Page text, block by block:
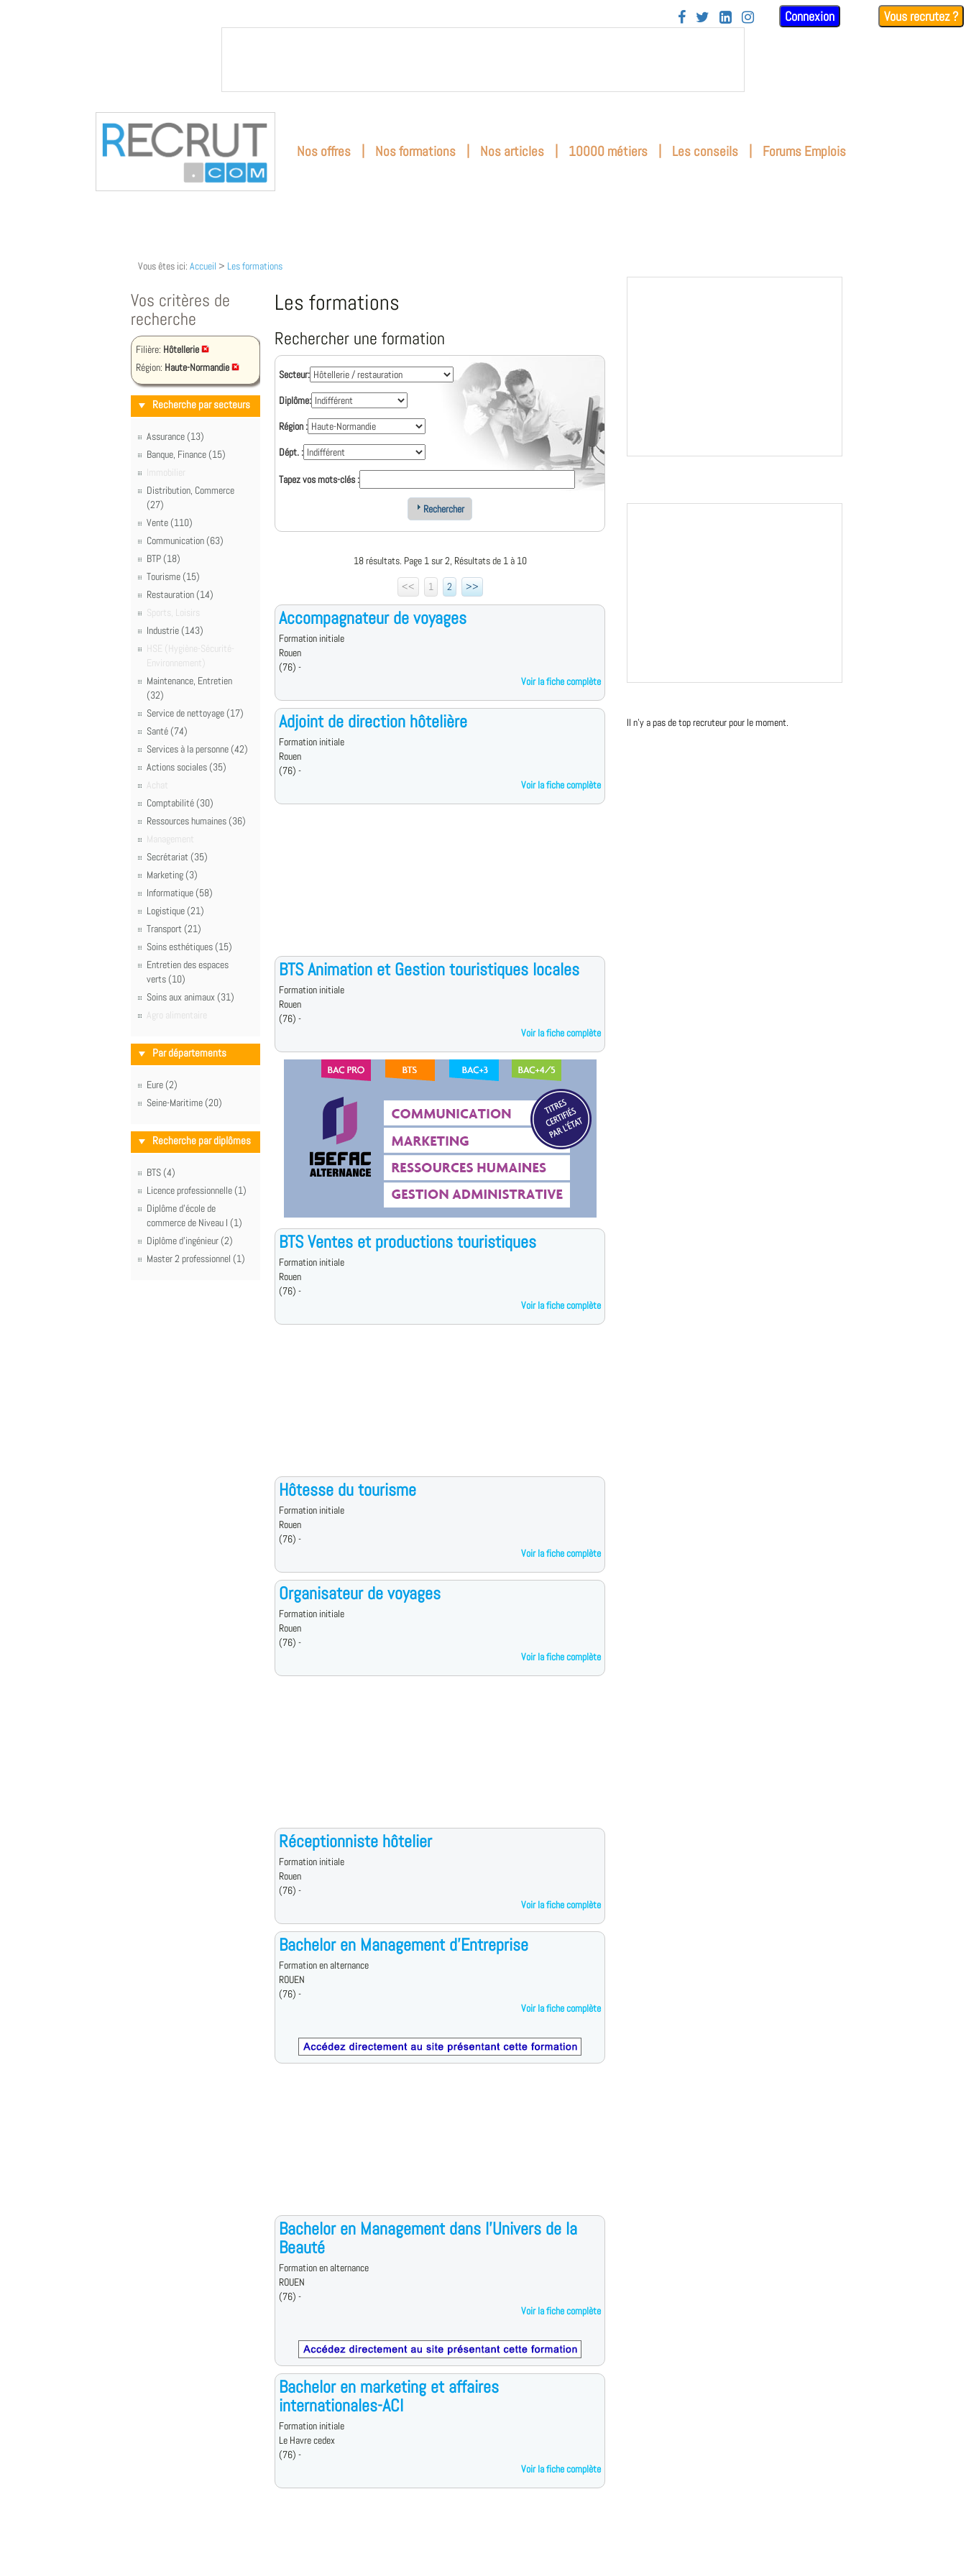
    Connexion Vous recrutez ?
Nos offres | Nos formations | Nos articles | 10000 métiers | Les conseils | Forums Emplois
Vous êtes ici: Accueil > Les formations
Vos critères de
recherche
Filière: Hôtellerie
Région: Haute-Normandie
Recherche par secteurs
Assurance (13)
Banque, Finance (15)
Immobilier
Distribution, Commerce
(27)
Vente (110)
Communication (63)
BTP (18)
Tourisme (15)
Restauration (14)
Sports, Loisirs
Industrie (143)
HSE (Hygiène-Sécurité-
Environnement)
Maintenance, Entretien
(32)
Service de nettoyage (17)
Santé (74)
Services à la personne (42)
Actions sociales (35)
Achat
Comptabilité (30)
Ressources humaines (36)
Management
Secrétariat (35)
Marketing (3)
Informatique (58)
Logistique (21)
Transport (21)
Soins esthétiques (15)
Entretien des espaces
verts (10)
Soins aux animaux (31)
Agro alimentaire
Par départements
Eure (2)
Seine-Maritime (20)
Recherche par diplômes
BTS (4)
Licence professionnelle (1)
Diplôme d'école de
commerce de Niveau I (1)
Diplôme d'ingénieur (2)
Master 2 professionnel (1)
Les formations
Rechercher une formation
Secteur:
Diplôme:
Région :
Dépt. :
Tapez vos mots-clés :
Rechercher
18 résultats. Page 1 sur 2, Résultats de 1 à 10
<<
1 2 >>
Accompagnateur de voyages
Formation initiale
Rouen
(76) -
Voir la fiche complète
Adjoint de direction hôtelière
Formation initiale
Rouen
(76) -
Voir la fiche complète
BTS Animation et Gestion touristiques locales
Formation initiale
Rouen
(76) -
Voir la fiche complète
BTS Ventes et productions touristiques
Formation initiale
Rouen
(76) -
Voir la fiche complète
Hôtesse du tourisme
Formation initiale
Rouen
(76) -
Voir la fiche complète
Organisateur de voyages
Formation initiale
Rouen
(76) -
Voir la fiche complète
Réceptionniste hôtelier
Formation initiale
Rouen
(76) -
Voir la fiche complète
Bachelor en Management d’Entreprise
Formation en alternance
ROUEN
(76) -
Voir la fiche complète
Bachelor en Management dans l'Univers de la
Beauté
Formation en alternance
ROUEN
(76) -
Voir la fiche complète
Bachelor en marketing et affaires
internationales-ACI
Formation initiale
Le Havre cedex
(76) -
Voir la fiche complète
Il n'y a pas de top recruteur pour le moment.